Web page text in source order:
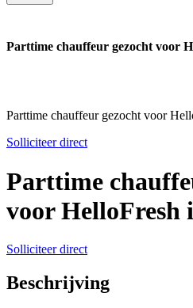
Parttime chauffeur gezocht voor
Parttime chauffeur gezocht voor
Solliciteer direct
Parttime
voor HelloFresh
Solliciteer direct
Beschrijving